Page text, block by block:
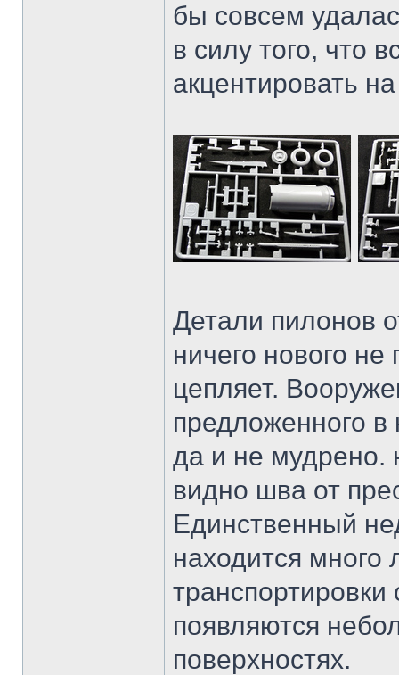
бы совсем
в силу того, что
акцентировать
Детали пилонов
ничего нового
цепляет.
предложенного
да и не мудрено.
видно шва от
Единственный
находится много
транспортировки
появляются
поверхностях.